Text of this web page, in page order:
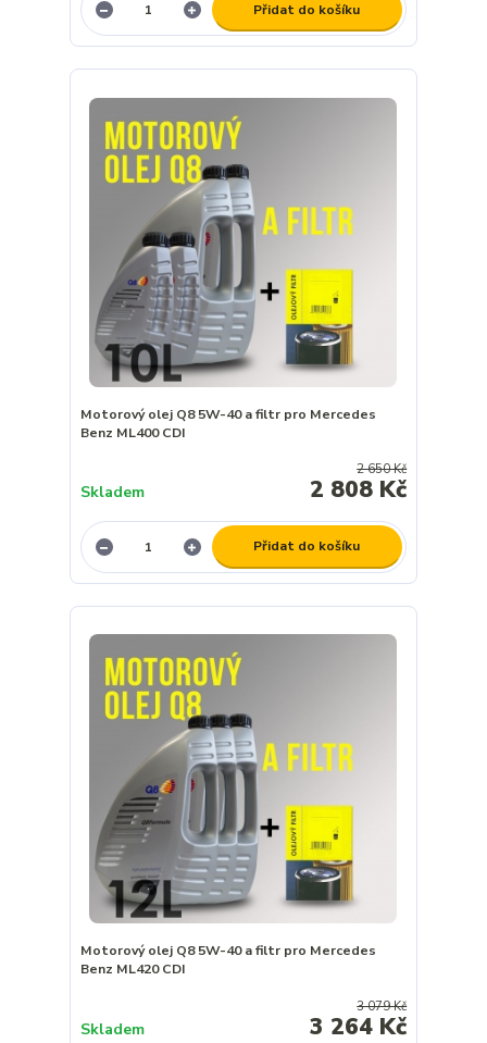
Přidat do košíku
Motorový olej Q8 5W-40 a filtr pro Mercedes
Benz ML400 CDI
2 650 Kč
2 808 Kč
Skladem
Přidat do košíku
Motorový olej Q8 5W-40 a filtr pro Mercedes
Benz ML420 CDI
3 079 Kč
3 264 Kč
Skladem